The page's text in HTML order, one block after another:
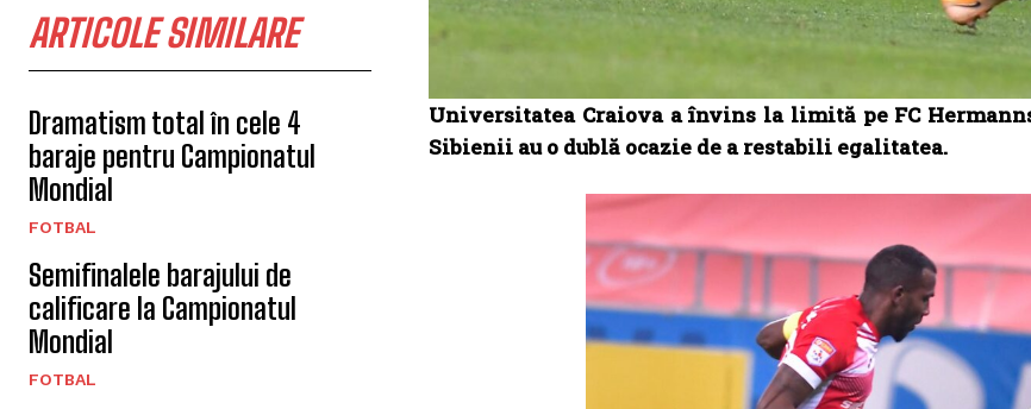
ARTICOLE SIMILARE
Dramatism total în cele 4
baraje pentru Campionatul
Mondial
FOTBAL
Semifinalele barajului de
calificare la Campionatul
Mondial
FOTBAL
Universitatea Craiova a învins la limită pe FC
Sibienii au o dublă ocazie de a restabili egalitatea.